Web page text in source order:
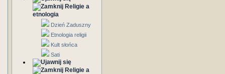
Religie a
etnologia
Dzień Zaduszny
Etnologia religii
Kult słońca
Sati
Religie a